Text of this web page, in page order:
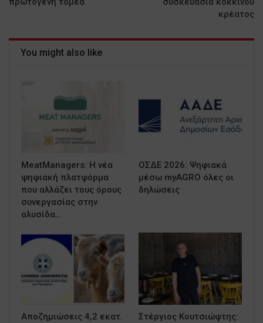
κρέατος
You might also like
MeatManagers: Η νέα
ψηφιακή πλατφόρμα
που αλλάζει τους όρους
συνεργασίας στην
αλυσίδα…
ΟΣΔΕ 2026: Ψηφιακά
μέσω myAGRO όλες οι
δηλώσεις
Αποζημιώσεις 4,2 εκατ.
Στέργιος Κουτσιώφτης: